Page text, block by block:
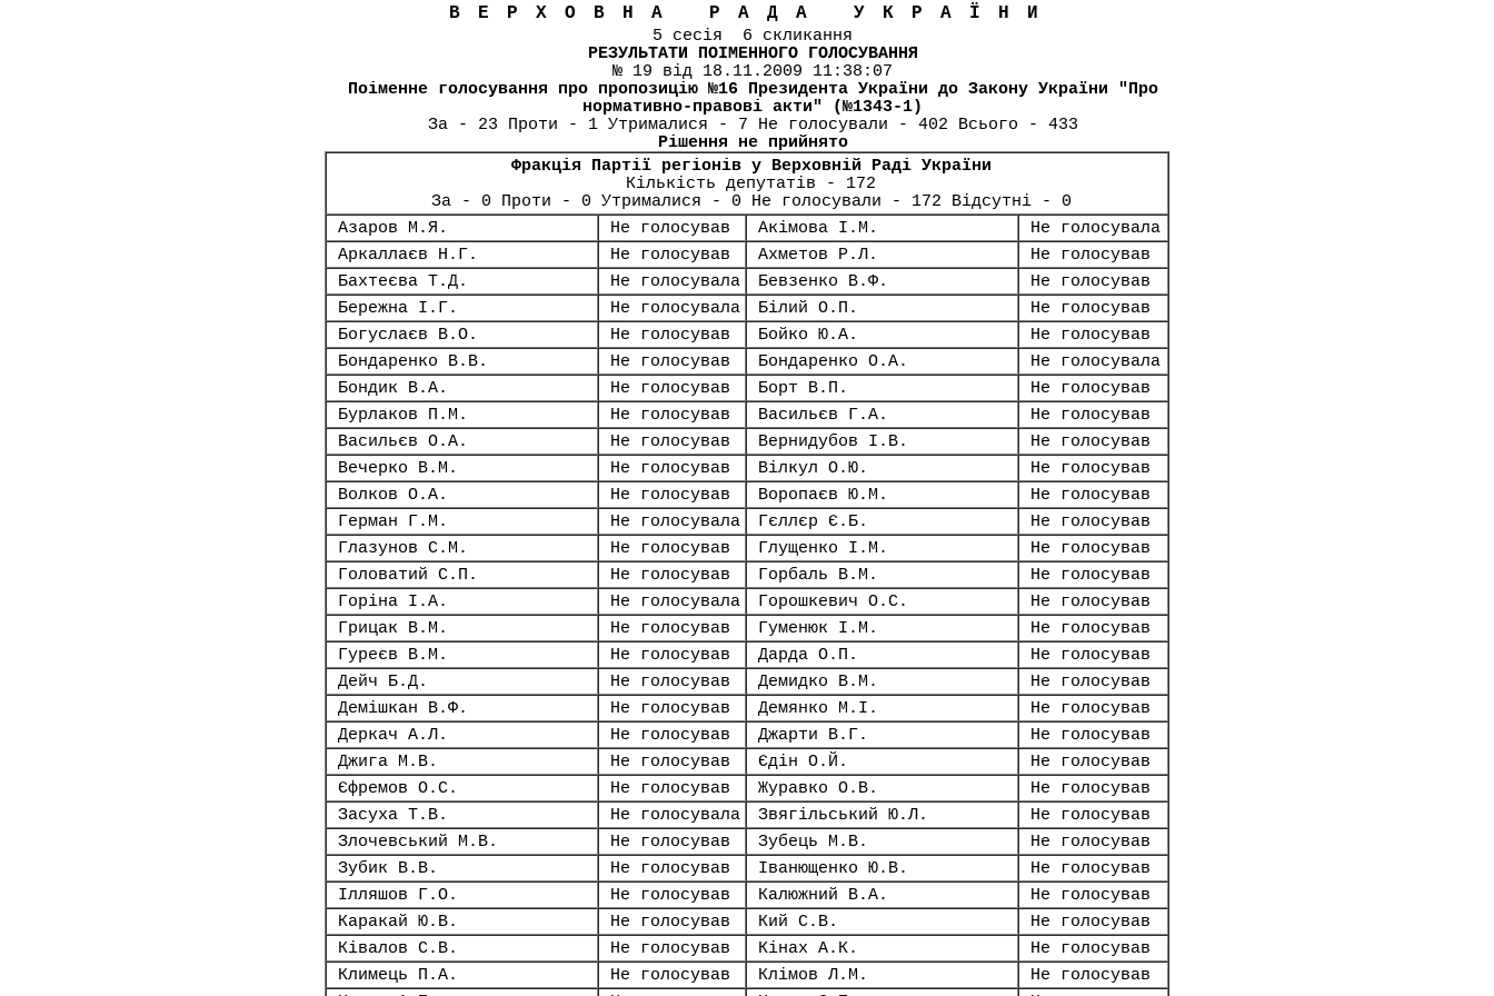
ВЕРХОВНА РАДА УКРАЇНИ
5 сесія 6 скликання
РЕЗУЛЬТАТИ ПОІМЕННОГО ГОЛОСУВАННЯ
№ 19 від 18.11.2009 11:38:07
Поіменне голосування про пропозицію №16 Президента України до Закону України "Про
нормативно-правові акти" (№1343-1)
За - 23 Проти - 1 Утрималися - 7 Не голосували - 402 Всього - 433
Рішення не прийнято
Фракція Партії регіонів у Верховній Раді України
Кількість депутатів - 172
За - 0 Проти - 0 Утрималися - 0 Не голосували - 172 Відсутні - 0
Азаров М.Я.
Не голосував Акімова І.М.
Не голосувала
Аркаллаєв Н.Г.
Не голосував Ахметов Р.Л.
Не голосував
Бахтеєва Т.Д.
Не голосувала Бевзенко В.Ф.
Не голосував
Бережна І.Г.
Не голосувала Білий О.П.
Не голосував
Богуслаєв В.О.
Не голосував Бойко Ю.А.
Не голосував
Бондаренко В.В.
Не голосував Бондаренко О.А.
Не голосувала
Бондик В.А.
Не голосував Борт В.П.
Не голосував
Бурлаков П.М.
Не голосував Васильєв Г.А.
Не голосував
Васильєв О.А.
Не голосував Вернидубов І.В.
Не голосував
Вечерко В.М.
Не голосував Вілкул О.Ю.
Не голосував
Волков О.А.
Не голосував Воропаєв Ю.М.
Не голосував
Герман Г.М.
Не голосувала Гєллєр Є.Б.
Не голосував
Глазунов С.М.
Не голосував Глущенко І.М.
Не голосував
Головатий С.П.
Не голосував Горбаль В.М.
Не голосував
Горіна І.А.
Не голосувала Горошкевич О.С.
Не голосував
Грицак В.М.
Не голосував Гуменюк І.М.
Не голосував
Гуреєв В.М.
Не голосував Дарда О.П.
Не голосував
Дейч Б.Д.
Не голосував Демидко В.М.
Не голосував
Демішкан В.Ф.
Не голосував Демянко М.І.
Не голосував
Деркач А.Л.
Не голосував Джарти В.Г.
Не голосував
Джига М.В.
Не голосував Єдін О.Й.
Не голосував
Єфремов О.С.
Не голосував Журавко О.В.
Не голосував
Засуха Т.В.
Не голосувала Звягільський Ю.Л.
Не голосував
Злочевський М.В.
Не голосував Зубець М.В.
Не голосував
Зубик В.В.
Не голосував Іванющенко Ю.В.
Не голосував
Ілляшов Г.О.
Не голосував Калюжний В.А.
Не голосував
Каракай Ю.В.
Не голосував Кий С.В.
Не голосував
Ківалов С.В.
Не голосував Кінах А.К.
Не голосував
Климець П.А.
Не голосував Клімов Л.М.
Не голосував